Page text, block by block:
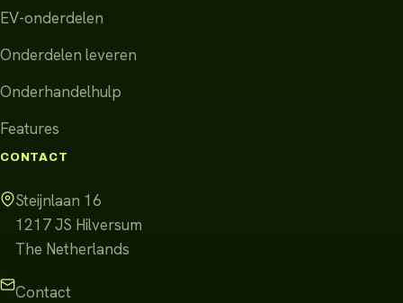
EV-onderdelen
Onderdelen leveren
Onderhandelhulp
Features
CONTACT
Steijnlaan 16
1217 JS Hilversum
The Netherlands
Contact